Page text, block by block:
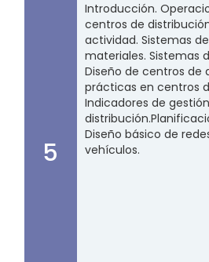
5
Introducción.
centros de
actividad. Sistemas
materiales. Sistemas
Diseño de centros de
prácticas en centros
Indicadores de
Diseño básico de
vehículos.